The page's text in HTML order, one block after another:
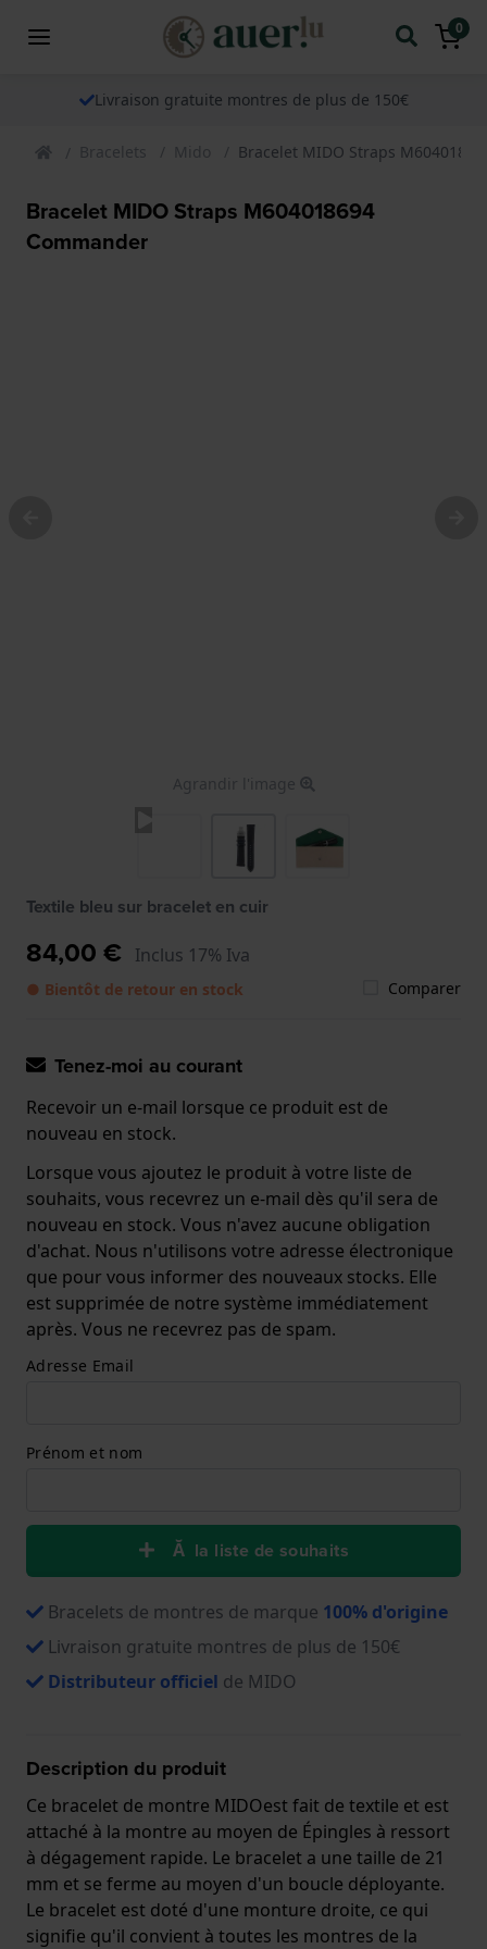
0
Livraison gratuite montres de plus de 150€
Bracelets Mido Bracelet MIDO Straps
Bracelet MIDO Straps M604018694
Commander
Agrandir l'image
Textile bleu sur bracelet en cuir
84,00 € Inclus 17% Iva
● Bientôt de retour en stock Comparer
Tenez-moi au courant
Recevoir un e-mail lorsque ce produit est de
nouveau en stock.
Lorsque vous ajoutez le produit à votre liste de
souhaits, vous recevrez un e-mail dès qu'il sera de
nouveau en stock. Vous n'avez aucune obligation
d'achat. Nous n'utilisons votre adresse électronique
que pour vous informer des nouveaux stocks. Elle
est supprimée de notre système immédiatement
après. Vous ne recevrez pas de spam.
Adresse Email
Prénom et nom
Ă la liste de souhaits
Bracelets de montres de marque 100% d'origine
Livraison gratuite montres de plus de 150€
Distributeur officiel de MIDO
Description du produit
Ce bracelet de montre MIDOest fait de textile et est
attaché à la montre au moyen de Épingles à ressort
à dégagement rapide. Le bracelet a une taille de 21
mm et se ferme au moyen d'un boucle déployante.
Le bracelet est doté d'une monture droite, ce qui
signifie qu'il convient à toutes les montres de la